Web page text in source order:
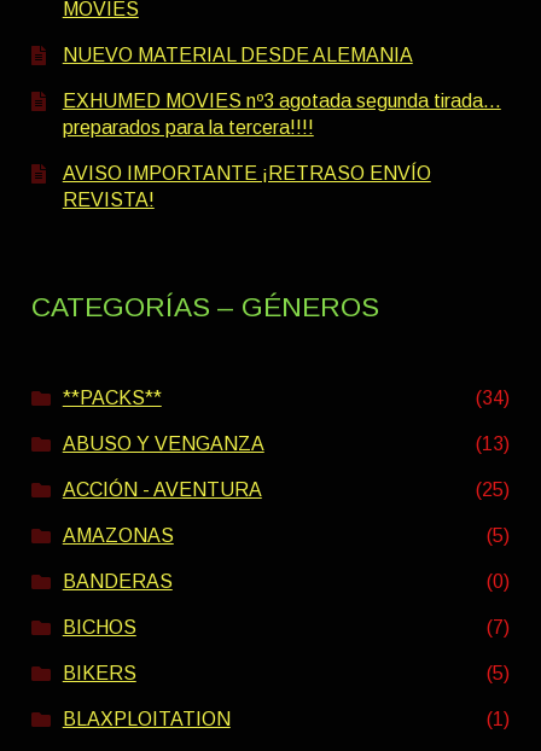
MOVIES
NUEVO MATERIAL DESDE ALEMANIA
EXHUMED MOVIES nº3 agotada segunda tirada…
preparados para la tercera!!!!
AVISO IMPORTANTE ¡RETRASO ENVÍO
REVISTA!
CATEGORÍAS – GÉNEROS
**PACKS** (34)
ABUSO Y VENGANZA (13)
ACCIÓN - AVENTURA (25)
AMAZONAS (5)
BANDERAS (0)
BICHOS (7)
BIKERS (5)
BLAXPLOITATION (1)